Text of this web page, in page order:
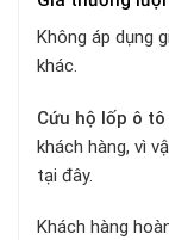
Không áp dụng
khác.
Cứu hộ lốp ô
khách hàng, vì
tại đây.
Khách hàng